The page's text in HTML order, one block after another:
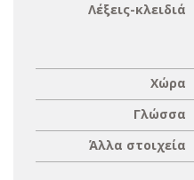
Λέξεις-κλειδιά
Χώρα
Γλώσσα
Άλλα στοιχεία